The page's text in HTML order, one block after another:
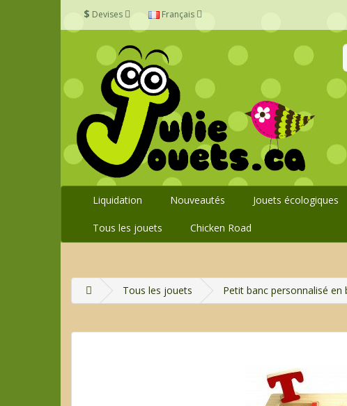
$ Devises Français
Liquidation Nouveautés Jouets écologiques
Tous les jouets Chicken Road
Tous les jouets Petit banc personnalisé